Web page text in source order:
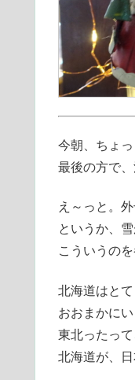
今朝、ちょ
最後の方で
え～っと。
というか、
こういうの
北海道はと
おおまかに
東北ったっ
北海道が、